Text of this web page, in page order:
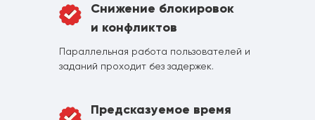
Снижение блокировок
и конфликтов
Параллельная работа пользователей и
заданий проходит без задержек.
Предсказуемое время